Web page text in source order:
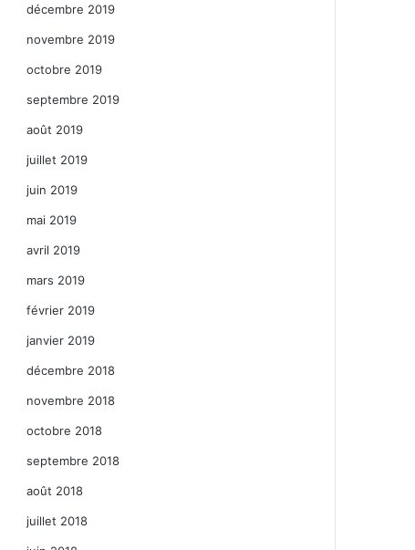
décembre 2019
novembre 2019
octobre 2019
septembre 2019
août 2019
juillet 2019
juin 2019
mai 2019
avril 2019
mars 2019
février 2019
janvier 2019
décembre 2018
novembre 2018
octobre 2018
septembre 2018
août 2018
juillet 2018